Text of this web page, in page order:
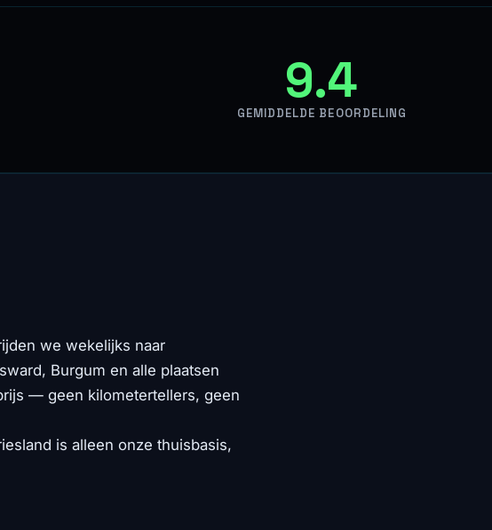
9.4
GEMIDDELDE BEOORDELING
we wekelijks naar
Burgum en alle plaatsen
— geen kilometertellers, geen
is alleen onze thuisbasis,